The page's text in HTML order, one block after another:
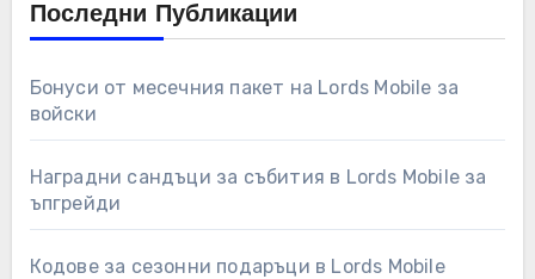
Последни Публикации
Бонуси от месечния пакет на Lords Mobile за
войски
Наградни сандъци за събития в Lords Mobile за
ъпгрейди
Кодове за сезонни подаръци в Lords Mobile